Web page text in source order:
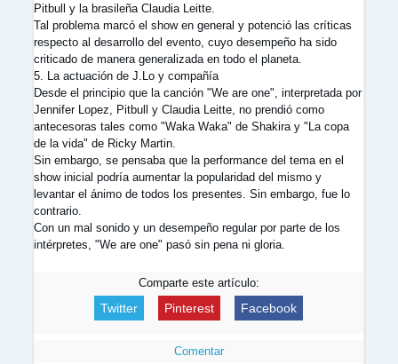
Pitbull y la brasileña Claudia Leitte.
Tal problema marcó el show en general y potenció las críticas
respecto al desarrollo del evento, cuyo desempeño ha sido
criticado de manera generalizada en todo el planeta.
5. La actuación de J.Lo y compañía
Desde el principio que la canción "We are one", interpretada por
Jennifer Lopez, Pitbull y Claudia Leitte, no prendió como
antecesoras tales como "Waka Waka" de Shakira y "La copa
de la vida" de Ricky Martin.
Sin embargo, se pensaba que la performance del tema en el
show inicial podría aumentar la popularidad del mismo y
levantar el ánimo de todos los presentes. Sin embargo, fue lo
contrario.
Con un mal sonido y un desempeño regular por parte de los
intérpretes, "We are one" pasó sin pena ni gloria.
Comparte este artículo:
Twitter Pinterest Facebook
Comentar